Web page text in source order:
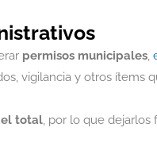
permisos municipales,
vigilancia y otros ítems
total , por lo que